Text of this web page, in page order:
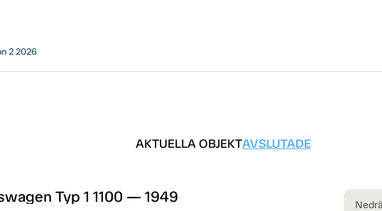
2 2026
AKTUELLA OBJEKTAVSLUTADE
Typ 1 1100 — 1949